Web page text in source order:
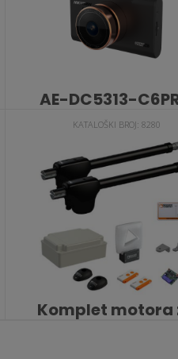
AE-DC5313-
KATALOŠKI BROJ: 8280
Komplet motora